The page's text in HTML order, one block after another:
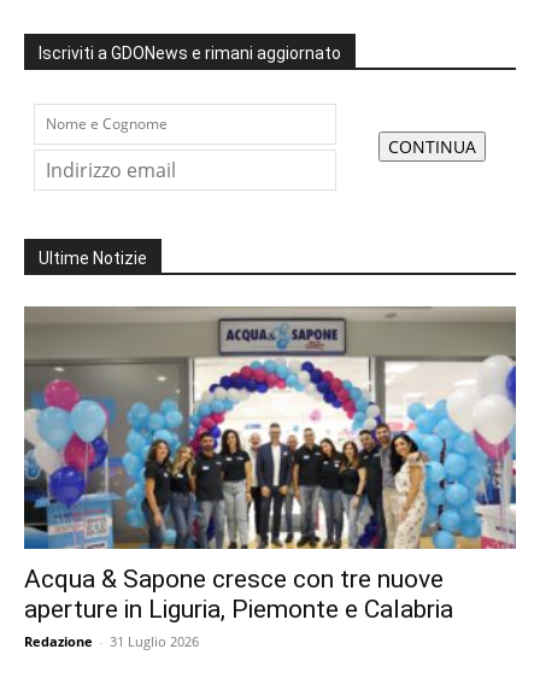
Iscriviti a GDONews e rimani aggiornato
Ultime Notizie
Acqua & Sapone cresce con tre nuove
aperture in Liguria, Piemonte e Calabria
Redazione - 31 Luglio 2026